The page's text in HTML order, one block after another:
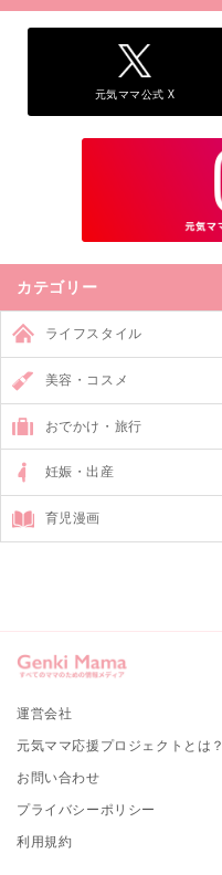
元気ママ公式 X
カテゴリー
ライフスタイル
美容・コスメ
おでかけ・旅行
妊娠・出産
育児漫画
運営会社
元気ママ応援プロジェクトとは？
お問い合わせ
プライバシーポリシー
利用規約